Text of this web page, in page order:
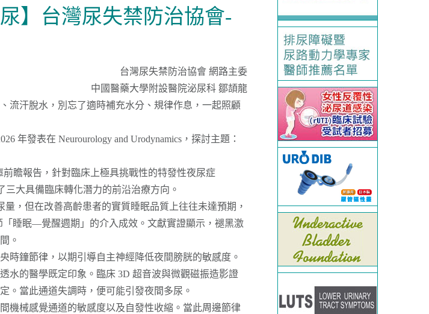
】台灣尿失禁防治協會-
台灣尿失禁防治協會 網路主委
中國醫藥大學附設醫院泌尿科 鄒頡龍
流汗脫水，別忘了適時補充水分、規律作息，一起照顧
年發表在 Neurourology and Urodynamics，探討主題：
瞻報告，針對臨床上極具挑戰性的特發性夜尿症
三大具備臨床轉化潛力的前沿治療方向。
，但在改善高齡患者的實質睡眠品質上往往未達預期，
「睡眠—覺醒週期」的介入成效。文獻實證顯示，褪黑激
。
時鐘節律，以期引導自主神經降低夜間膀胱的敏感度。
水的醫學既定印象。臨床 3D 超音波與微觀磁振造影證
。當此通道失調時，便可能引發夜間多尿。
機械感覺通道的敏感度以及自發性收縮。當此周邊節律